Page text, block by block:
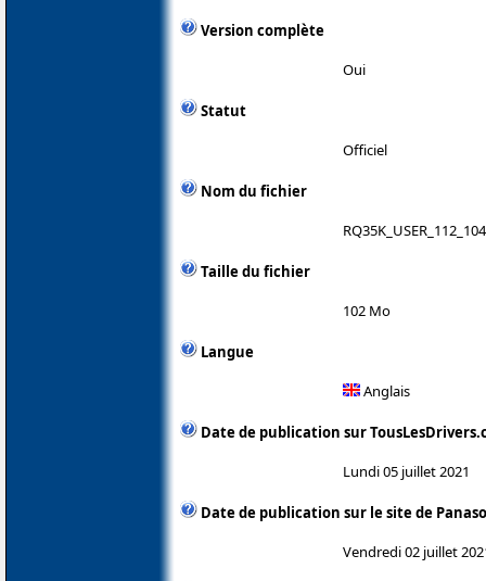
Version complète
Oui
Statut
Officiel
Nom du fichier
Taille du fichier
102 Mo
Langue
Anglais
Date de publication sur
Lundi 05 juillet 2021
Date de publication sur le site de
Vendredi 02 juillet